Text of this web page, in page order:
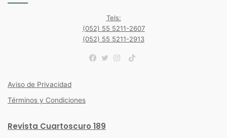
Tels:
(052) 55 5211-2607
(052) 55 5211-2913
TikTok
Aviso de Privacidad
Términos y Condiciones
Revista Cuartoscuro 189